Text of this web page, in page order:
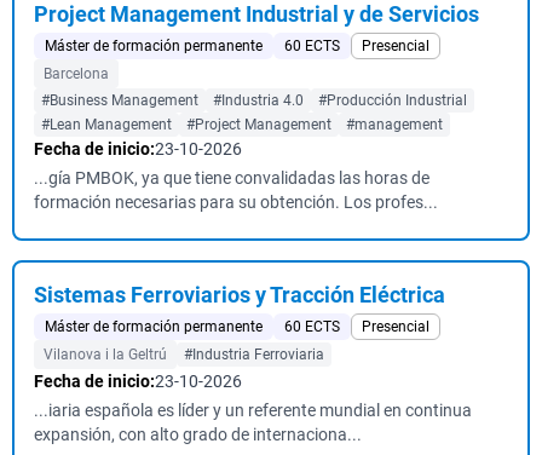
Project Management Industrial y de Servicios
Máster de formación permanente 60 ECTS
Presencial
Barcelona
#Business Management
#Industria 4.0
#Producción Industrial
#Lean Management
#Project Management #management
Fecha de inicio:23-10-2026
...gía PMBOK, ya que tiene convalidadas las horas de
formación necesarias para su obtención. Los profes...
Sistemas Ferroviarios y Tracción Eléctrica
Máster de formación permanente 60 ECTS
Presencial
Vilanova i la Geltrú
#Industria Ferroviaria
Fecha de inicio:23-10-2026
...iaria española es líder y un referente mundial en continua
expansión, con alto grado de internaciona...